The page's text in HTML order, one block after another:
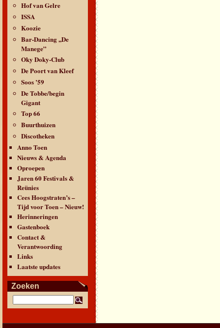
Hof van Gelre
ISSA
Koozie
Bar-Dancing ,,De
Manege”
Oky Doky-Club
De Poort van Kleef
Soos ’59
De Tobbe/begin
Gigant
Top 66
Buurthuizen
Discotheken
Anno Toen
Nieuws & Agenda
Oproepen
Jaren 60 Festivals &
Reünies
Cees Hoogstraten’s –
Tijd voor Toen – Nieuw!
Herinneringen
Gastenboek
Contact &
Verantwoording
Links
Laatste updates
Zoeken